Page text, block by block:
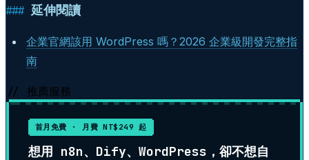
延伸閱讀
企業官網該用 WordPress 嗎？2026 企業級開發完整指
南
// 推薦服務
首月免費 · 月費 NT$249 起
想用 n8n、Dify、WordPress，卻不想自